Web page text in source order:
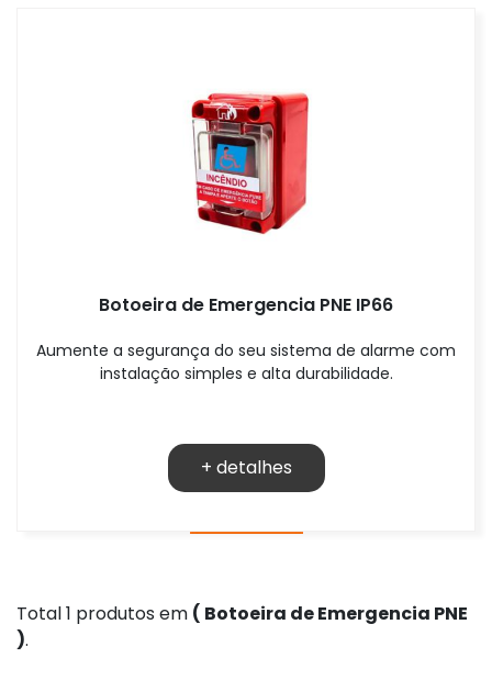
Botoeira de Emergencia PNE IP66
Aumente a segurança do seu sistema de alarme com
instalação simples e alta durabilidade.
+ detalhes
Total 1 produtos em ( Botoeira de Emergencia PNE
).